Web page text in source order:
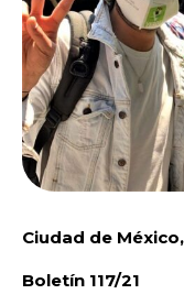
Ciudad de
Boletín 117/21